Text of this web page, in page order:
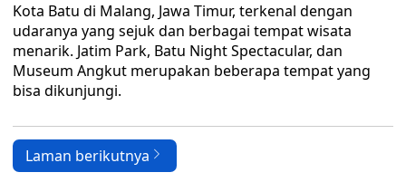
Kota Batu di Malang, Jawa Timur, terkenal dengan
udaranya yang sejuk dan berbagai tempat wisata
menarik. Jatim Park, Batu Night Spectacular, dan
Museum Angkut merupakan beberapa tempat yang
bisa dikunjungi.
Laman berikutnya